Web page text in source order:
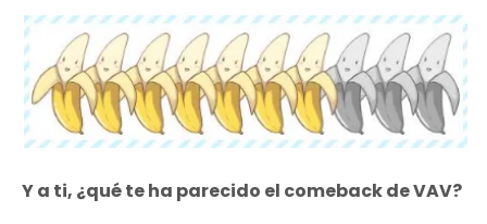
Y a ti, ¿qué te ha parecido el comeback de VAV?